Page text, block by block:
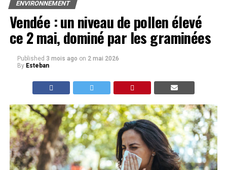
ENVIRONNEMENT
Vendée : un niveau de pollen élevé
ce 2 mai, dominé par les graminées
Published 3 mois ago on 2 mai 2026
By Esteban